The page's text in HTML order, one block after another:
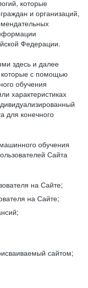
которые
и организаций,
Федерации.
здесь и далее
с помощью
обучения
характеристиках
для конечного
обучения
Сайта
на Сайте;
на Сайте;
сайтом;